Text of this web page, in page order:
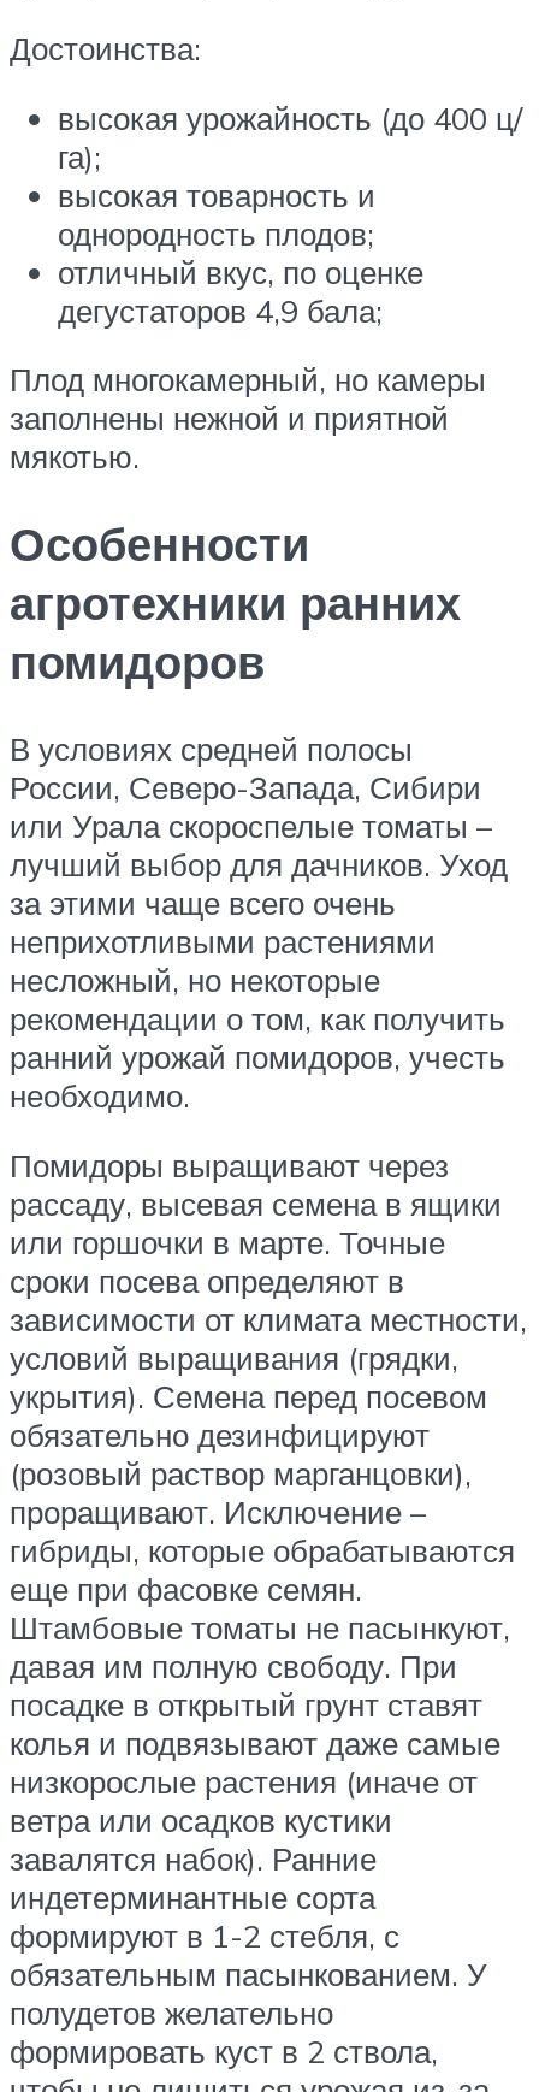
Достоинства:
высокая урожайность (до 400 ц/
га);
высокая товарность и
однородность плодов;
отличный вкус, по оценке
дегустаторов 4,9 бала;
Плод многокамерный, но камеры
заполнены нежной и приятной
мякотью.
Особенности
агротехники ранних
помидоров
В условиях средней полосы
России, Северо-Запада, Сибири
или Урала скороспелые томаты –
лучший выбор для дачников. Уход
за этими чаще всего очень
неприхотливыми растениями
несложный, но некоторые
рекомендации о том, как получить
ранний урожай помидоров, учесть
необходимо.
Помидоры выращивают через
рассаду, высевая семена в ящики
или горшочки в марте. Точные
сроки посева определяют в
зависимости от климата местности,
условий выращивания (грядки,
укрытия). Семена перед посевом
обязательно дезинфицируют
(розовый раствор марганцовки),
проращивают. Исключение –
гибриды, которые обрабатываются
еще при фасовке семян.
Штамбовые томаты не пасынкуют,
давая им полную свободу. При
посадке в открытый грунт ставят
колья и подвязывают даже самые
низкорослые растения (иначе от
ветра или осадков кустики
завалятся набок). Ранние
индетерминантные сорта
формируют в 1-2 стебля, с
обязательным пасынкованием. У
полудетов желательно
формировать куст в 2 ствола,